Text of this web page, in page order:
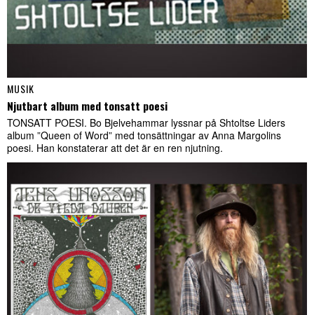
MUSIK
Njutbart album med tonsatt poesi
TONSATT POESI. Bo Bjelvehammar lyssnar på Shtoltse Liders
album ”Queen of Word” med tonsättningar av Anna Margolins
poesi. Han konstaterar att det är en ren njutning.